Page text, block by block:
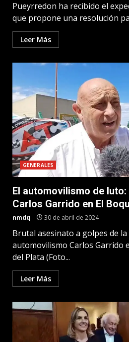
Pueyrredon ha recibido el
que propone una resolución
Leer Más
GENERALES
El automovilismo de
Carlos Garrido en El
nmdq 30 de abril de 2024
Brutal asesinato a golpes de la
automovilismo Carlos Garrido
del Plata (Foto...
Leer Más